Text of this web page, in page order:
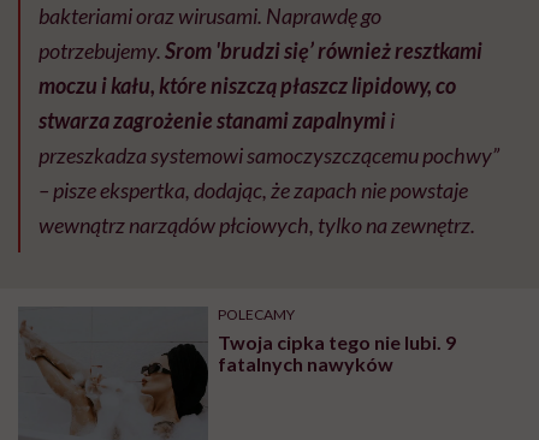
bakteriami oraz wirusami. Naprawdę go
potrzebujemy.Srom 'brudzi się’ również resztkami
moczu i kału, które niszczą płaszcz lipidowy, co
stwarza zagrożenie stanami zapalnymii
przeszkadza systemowi samoczyszczącemu pochwy”
– pisze ekspertka, dodając, że zapach nie powstaje
wewnątrz narządów płciowych, tylko na zewnętrz.
POLECAMY
Twoja cipka tego nie lubi. 9
fatalnych nawyków